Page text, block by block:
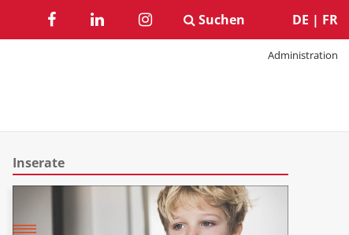
Administration
DE | FR
Suchen
Inserate